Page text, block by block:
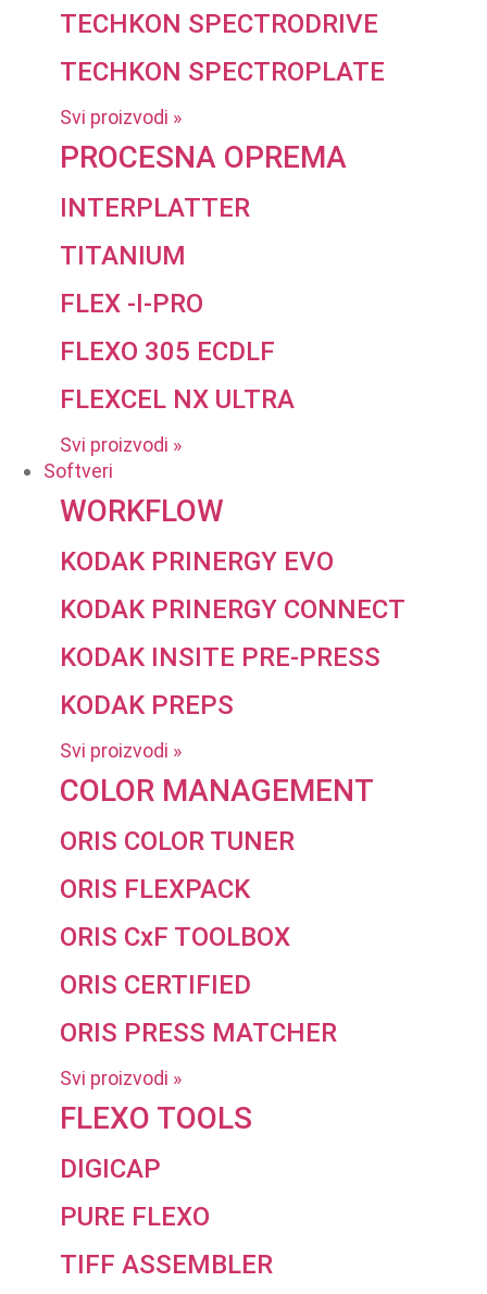
TECHKON SPECTRODRIVE
TECHKON SPECTROPLATE
Svi proizvodi »
PROCESNA OPREMA
INTERPLATTER
TITANIUM
FLEX -I-PRO
FLEXO 305 ECDLF
FLEXCEL NX ULTRA
Svi proizvodi »
Softveri
WORKFLOW
KODAK PRINERGY EVO
KODAK PRINERGY CONNECT
KODAK INSITE PRE-PRESS
KODAK PREPS
Svi proizvodi »
COLOR MANAGEMENT
ORIS COLOR TUNER
ORIS FLEXPACK
ORIS CxF TOOLBOX
ORIS CERTIFIED
ORIS PRESS MATCHER
Svi proizvodi »
FLEXO TOOLS
DIGICAP
PURE FLEXO
TIFF ASSEMBLER